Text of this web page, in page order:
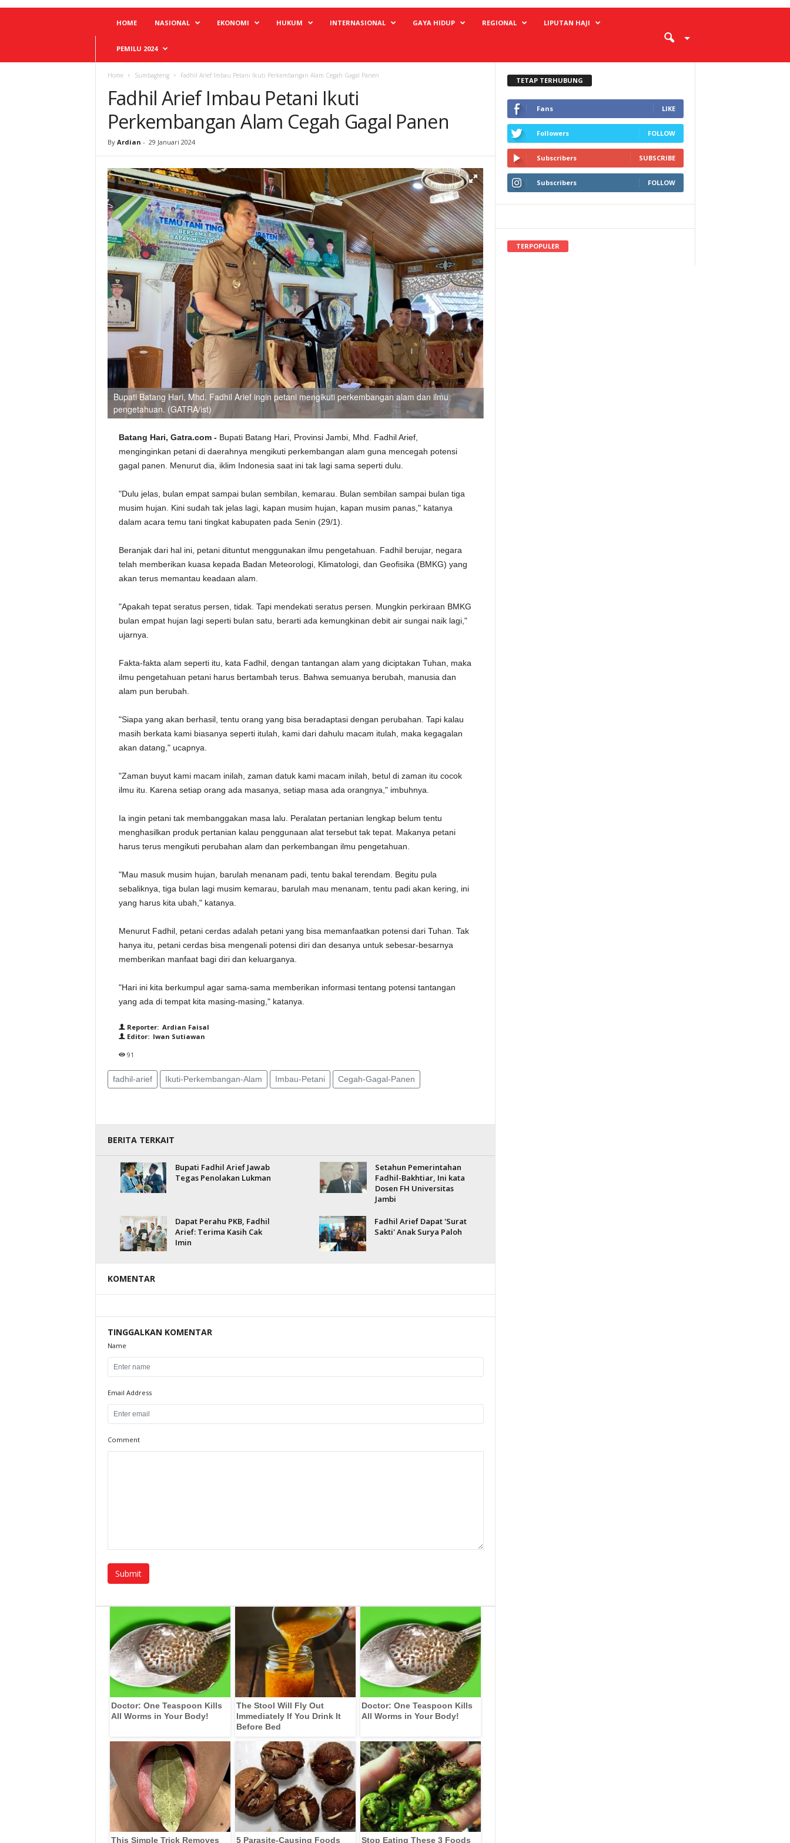
HOME NASIONAL EKONOMI HUKUM INTERNASIONAL GAYA HIDUP REGIONAL LIPUTAN HAJI
PEMILU 2024
Home Sumbagteng Fadhil Arief Imbau Petani Ikuti Perkembangan Alam Cegah Gagal Panen
Fadhil Arief Imbau Petani Ikuti
Perkembangan Alam Cegah Gagal Panen
By Ardian - 29 Januari 2024
Bupati Batang Hari, Mhd. Fadhil Arief ingin petani mengikuti perkembangan alam dan ilmu
pengetahuan. (GATRA/ist)
Batang Hari, Gatra.com - Bupati Batang Hari, Provinsi Jambi, Mhd. Fadhil Arief,
menginginkan petani di daerahnya mengikuti perkembangan alam guna mencegah potensi
gagal panen. Menurut dia, iklim Indonesia saat ini tak lagi sama seperti dulu.
"Dulu jelas, bulan empat sampai bulan sembilan, kemarau. Bulan sembilan sampai bulan tiga
musim hujan. Kini sudah tak jelas lagi, kapan musim hujan, kapan musim panas," katanya
dalam acara temu tani tingkat kabupaten pada Senin (29/1).
Beranjak dari hal ini, petani dituntut menggunakan ilmu pengetahuan. Fadhil berujar, negara
telah memberikan kuasa kepada Badan Meteorologi, Klimatologi, dan Geofisika (BMKG) yang
akan terus memantau keadaan alam.
"Apakah tepat seratus persen, tidak. Tapi mendekati seratus persen. Mungkin perkiraan BMKG
bulan empat hujan lagi seperti bulan satu, berarti ada kemungkinan debit air sungai naik lagi,"
ujarnya.
Fakta-fakta alam seperti itu, kata Fadhil, dengan tantangan alam yang diciptakan Tuhan, maka
ilmu pengetahuan petani harus bertambah terus. Bahwa semuanya berubah, manusia dan
alam pun berubah.
"Siapa yang akan berhasil, tentu orang yang bisa beradaptasi dengan perubahan. Tapi kalau
masih berkata kami biasanya seperti itulah, kami dari dahulu macam itulah, maka kegagalan
akan datang," ucapnya.
"Zaman buyut kami macam inilah, zaman datuk kami macam inilah, betul di zaman itu cocok
ilmu itu. Karena setiap orang ada masanya, setiap masa ada orangnya," imbuhnya.
Ia ingin petani tak membanggakan masa lalu. Peralatan pertanian lengkap belum tentu
menghasilkan produk pertanian kalau penggunaan alat tersebut tak tepat. Makanya petani
harus terus mengikuti perubahan alam dan perkembangan ilmu pengetahuan.
"Mau masuk musim hujan, barulah menanam padi, tentu bakal terendam. Begitu pula
sebaliknya, tiga bulan lagi musim kemarau, barulah mau menanam, tentu padi akan kering, ini
yang harus kita ubah," katanya.
Menurut Fadhil, petani cerdas adalah petani yang bisa memanfaatkan potensi dari Tuhan. Tak
hanya itu, petani cerdas bisa mengenali potensi diri dan desanya untuk sebesar-besarnya
memberikan manfaat bagi diri dan keluarganya.
"Hari ini kita berkumpul agar sama-sama memberikan informasi tentang potensi tantangan
yang ada di tempat kita masing-masing," katanya.
Reporter: Ardian Faisal
Editor: Iwan Sutiawan
91
fadhil-arief Ikuti-Perkembangan-Alam Imbau-Petani Cegah-Gagal-Panen
BERITA TERKAIT
Bupati Fadhil Arief Jawab
Tegas Penolakan Lukman
Setahun Pemerintahan
Fadhil-Bakhtiar, Ini kata
Dosen FH Universitas
Jambi
Dapat Perahu PKB, Fadhil
Arief: Terima Kasih Cak
Imin
Fadhil Arief Dapat 'Surat
Sakti' Anak Surya Paloh
KOMENTAR
TINGGALKAN KOMENTAR
Name
Email Address
Comment
Doctor: One Teaspoon Kills
All Worms in Your Body!
The Stool Will Fly Out
Immediately If You Drink It
Before Bed
Doctor: One Teaspoon Kills
All Worms in Your Body!
This Simple Trick Removes 5 Parasite-Causing Foods Stop Eating These 3 Foods
TETAP TERHUBUNG
Fans LIKE
Followers FOLLOW
Subscribers SUBSCRIBE
Subscribers FOLLOW